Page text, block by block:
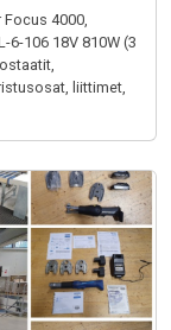
4000,
6-106 18V 810W (3
liittimet,